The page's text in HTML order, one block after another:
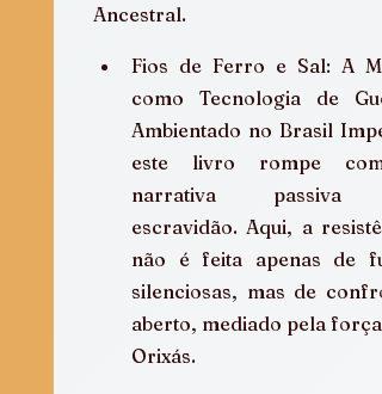
Ancestral.
Fios de Ferro e Sal: A
como Tecnologia de
Ambientado no Brasil
este livro rompe
narrativa passiva
escravidão. Aqui, a
não é feita apenas de
silenciosas, mas de
aberto, mediado pela força
Orixás.